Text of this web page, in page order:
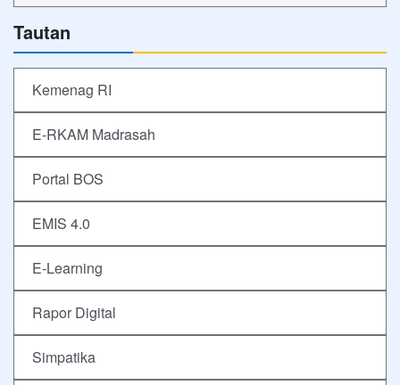
Tautan
Kemenag RI
E-RKAM Madrasah
Portal BOS
EMIS 4.0
E-Learning
Rapor Digital
Simpatika